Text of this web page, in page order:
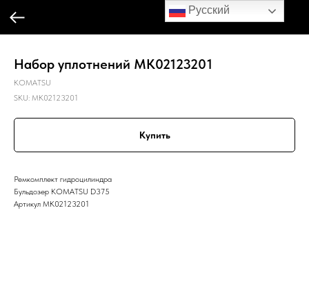
Русский
Набор уплотнений MK02123201
KOMATSU
SKU: MK02123201
Купить
Ремкомплект гидроцилиндра
Бульдозер KOMATSU D375
Артикул MK02123201